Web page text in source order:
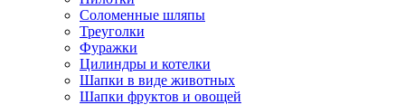
Соломенные шляпы
Треуголки
Фуражки
Цилиндры и котелки
Шапки в виде животных
Шапки фруктов и овощей